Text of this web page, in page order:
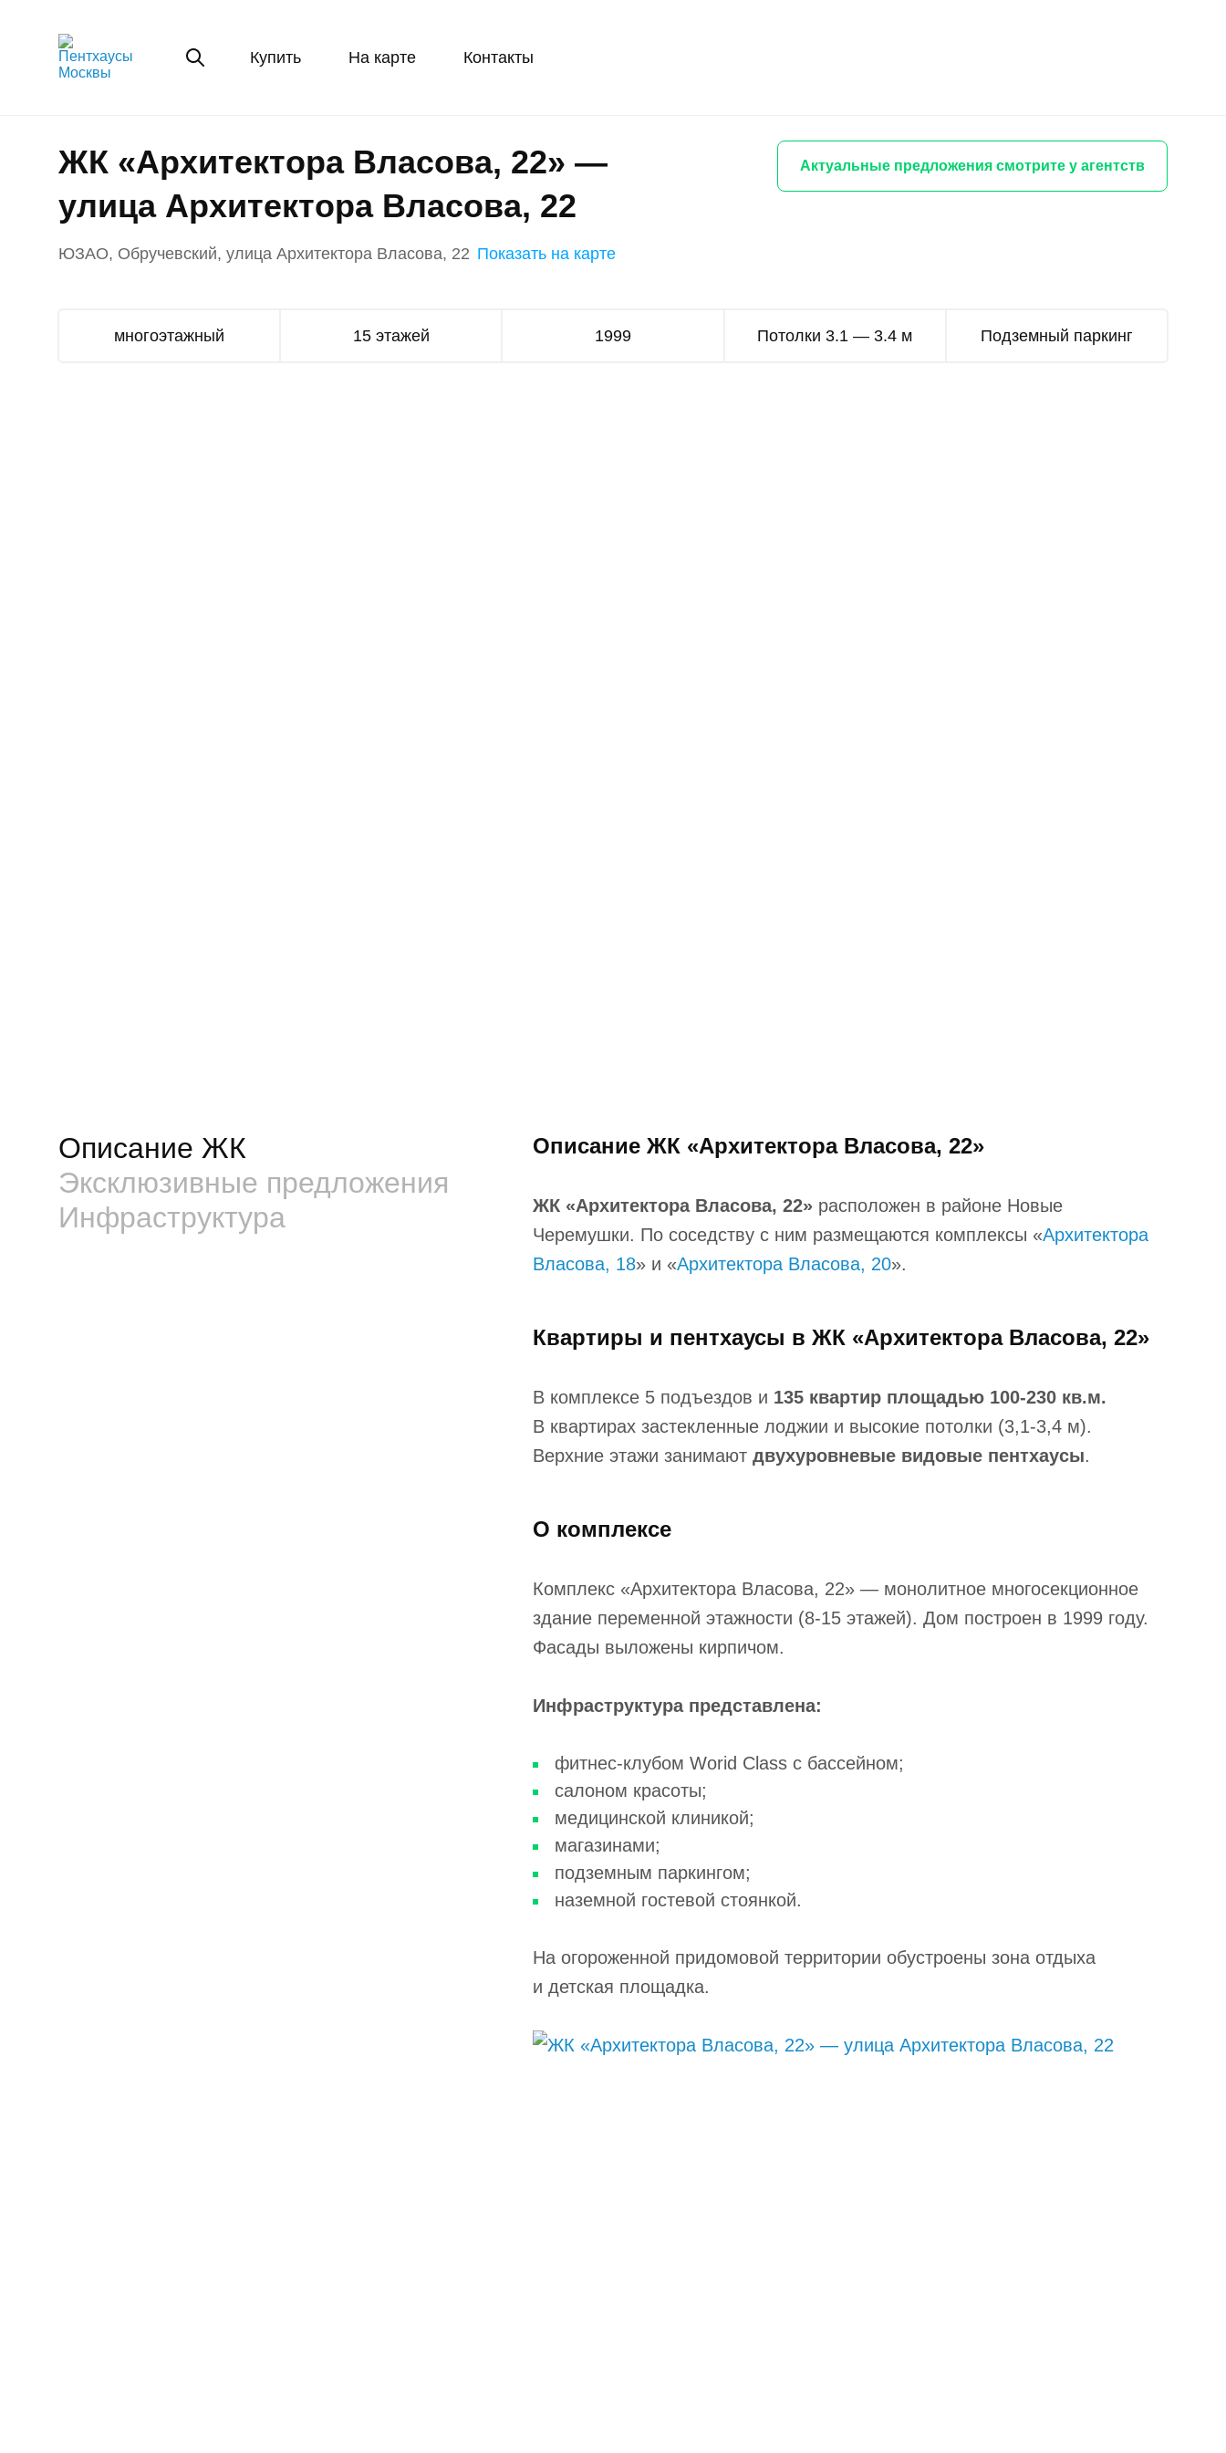
Купить На карте Контакты
ЖК «Архитектора Власова, 22» —
улица Архитектора Власова, 22
ЮЗАО, Обручевский, улица Архитектора Власова, 22 Показать на карте
Актуальные предложения смотрите у агентств
многоэтажный 15 этажей 1999 Потолки 3.1 — 3.4 м Подземный паркинг
Описание ЖК
Эксклюзивные предложения
Инфраструктура
Описание ЖК «Архитектора Власова, 22»
ЖК «Архитектора Власова, 22» расположен в районе Новые
Черемушки. По соседству с ним размещаются комплексы «Архитектора
Власова, 18» и «Архитектора Власова, 20».
Квартиры и пентхаусы в ЖК «Архитектора Власова, 22»
В комплексе 5 подъездов и 135 квартир площадью 100-230 кв.м.
В квартирах застекленные лоджии и высокие потолки (3,1-3,4 м).
Верхние этажи занимают двухуровневые видовые пентхаусы.
О комплексе
Комплекс «Архитектора Власова, 22» — монолитное многосекционное
здание переменной этажности (8-15 этажей). Дом построен в 1999 году.
Фасады выложены кирпичом.
Инфраструктура представлена:
фитнес-клубом Worid Class с бассейном;
салоном красоты;
медицинской клиникой;
магазинами;
подземным паркингом;
наземной гостевой стоянкой.
На огороженной придомовой территории обустроены зона отдыха
и детская площадка.